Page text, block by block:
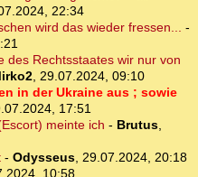
22:34
wird das wieder fressen... -
des Rechtsstaates wir nur von
, 29.07.2024, 09:10
in der Ukraine aus ; sowie
17:51
meinte ich - Brutus,
- Odysseus, 29.07.2024, 20:18
10:58